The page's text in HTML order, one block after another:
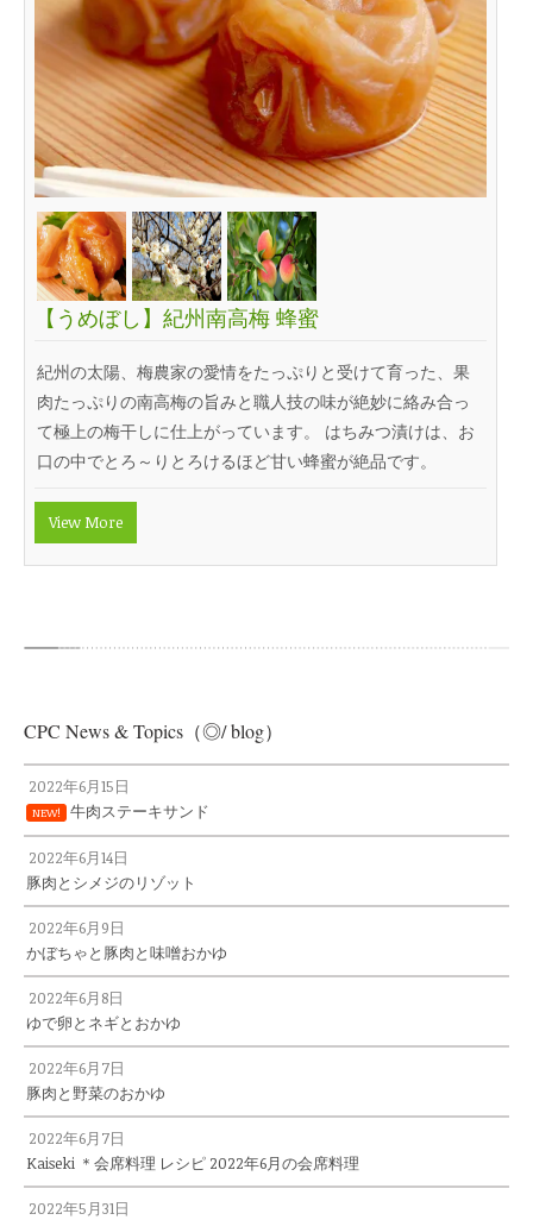
【うめぼし】紀州南高梅 蜂蜜
紀州の太陽、梅農家の愛情をたっぷりと受けて育った、果
肉たっぷりの南高梅の旨みと職人技の味が絶妙に絡み合っ
て極上の梅干しに仕上がっています。 はちみつ漬けは、お
口の中でとろ～りとろけるほど甘い蜂蜜が絶品です。
View More
CPC News & Topics（◎/ blog）
2022年6月15日
NEW! 牛肉ステーキサンド
2022年6月14日
豚肉とシメジのリゾット
2022年6月9日
かぼちゃと豚肉と味噌おかゆ
2022年6月8日
ゆで卵とネギとおかゆ
2022年6月7日
豚肉と野菜のおかゆ
2022年6月7日
Kaiseki ＊会席料理 レシピ 2022年6月の会席料理
2022年5月31日